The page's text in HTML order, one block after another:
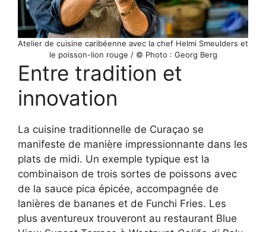
Atelier de cuisine caribéenne avec la chef Helmi Smeulders et
le poisson-lion rouge / © Photo : Georg Berg
Entre tradition et
innovation
La cuisine traditionnelle de Curaçao se
manifeste de manière impressionnante dans les
plats de midi. Un exemple typique est la
combinaison de trois sortes de poissons avec
de la sauce pica épicée, accompagnée de
lanières de bananes et de Funchi Fries. Les
plus aventureux trouveront au restaurant Blue